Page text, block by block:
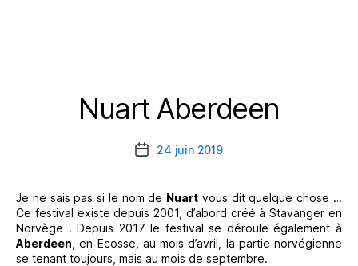
Catégories
Nuart Aberdeen
Date24 juin 2019
Je ne sais pas si le nom de Nuart vous dit quelque chose …
Ce festival existe depuis 2001, d’abord créé à Stavanger en
Norvège . Depuis 2017 le festival se déroule également à
Aberdeen , en Ecosse, au mois d’avril, la partie norvégienne
se tenant toujours, mais au mois de septembre.